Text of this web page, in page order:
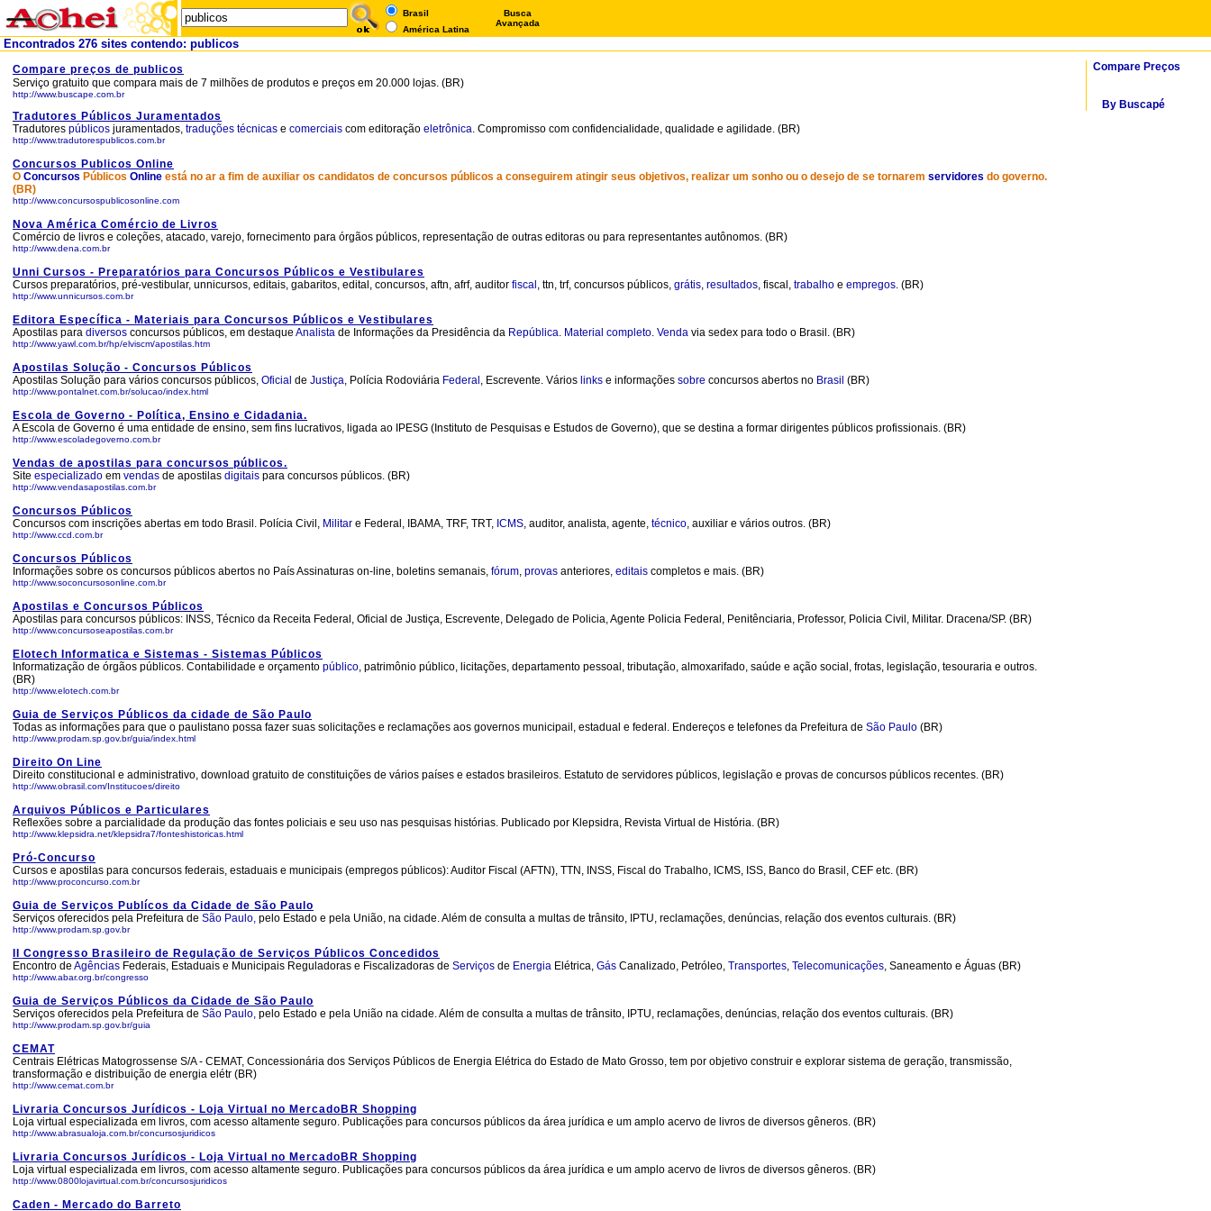
Brasil
América Latina
Busca
Avançada
Encontrados 276 sites contendo: publicos
Compare preços de publicos
Serviço gratuito que compara mais de 7 milhões de produtos e preços em 20.000 lojas. (BR)
http://www.buscape.com.br
Tradutores Públicos Juramentados
Tradutores públicos juramentados, traduções técnicas e comerciais com editoração eletrônica. Compromisso com confidencialidade, qualidade e agilidade. (BR)
http://www.tradutorespublicos.com.br
Concursos Publicos Online
O Concursos Públicos Online está no ar a fim de auxiliar os candidatos de concursos públicos a conseguirem atingir seus objetivos, realizar um sonho ou o desejo de se tornarem servidores do governo.
(BR)
http://www.concursospublicosonline.com
Nova América Comércio de Livros
Comércio de livros e coleções, atacado, varejo, fornecimento para órgãos públicos, representação de outras editoras ou para representantes autônomos. (BR)
http://www.dena.com.br
Unni Cursos - Preparatórios para Concursos Públicos e Vestibulares
Cursos preparatórios, pré-vestibular, unnicursos, editais, gabaritos, edital, concursos, aftn, afrf, auditor fiscal , ttn, trf, concursos públicos, grátis, resultados, fiscal, trabalho e empregos. (BR)
http://www.unnicursos.com.br
Editora Específica - Materiais para Concursos Públicos e Vestibulares
Apostilas para diversos concursos públicos, em destaque Analista de Informações da Presidência da República. Material completo. Venda via sedex para todo o Brasil. (BR)
http://www.yawl.com.br/hp/elviscm/apostilas.htm
Apostilas Solução - Concursos Públicos
Apostilas Solução para vários concursos públicos, Oficial de Justiça, Polícia Rodoviária Federal , Escrevente. Vários links e informações sobre concursos abertos no Brasil (BR)
http://www.pontalnet.com.br/solucao/index.html
Escola de Governo - Política, Ensino e Cidadania.
A Escola de Governo é uma entidade de ensino, sem fins lucrativos, ligada ao IPESG (Instituto de Pesquisas e Estudos de Governo), que se destina a formar dirigentes públicos profissionais. (BR)
http://www.escoladegoverno.com.br
Vendas de apostilas para concursos públicos.
Site especializado em vendas de apostilas digitais para concursos públicos. (BR)
http://www.vendasapostilas.com.br
Concursos Públicos
Concursos com inscrições abertas em todo Brasil. Polícia Civil, Militar e Federal, IBAMA, TRF, TRT, ICMS, auditor, analista, agente, técnico, auxiliar e vários outros. (BR)
http://www.ccd.com.br
Concursos Públicos
Informações sobre os concursos públicos abertos no País Assinaturas on-line, boletins semanais, fórum, provas anteriores, editais completos e mais. (BR)
http://www.soconcursosonline.com.br
Apostilas e Concursos Públicos
Apostilas para concursos públicos: INSS, Técnico da Receita Federal, Oficial de Justiça, Escrevente, Delegado de Policia, Agente Policia Federal, Penitênciaria, Professor, Policia Civil, Militar. Dracena/SP. (BR)
http://www.concursoseapostilas.com.br
Elotech Informatica e Sistemas - Sistemas Públicos
Informatização de órgãos públicos. Contabilidade e orçamento público, patrimônio público, licitações, departamento pessoal, tributação, almoxarifado, saúde e ação social, frotas, legislação, tesouraria e outros.
(BR)
http://www.elotech.com.br
Guia de Serviços Públicos da cidade de São Paulo
Todas as informações para que o paulistano possa fazer suas solicitações e reclamações aos governos municipail, estadual e federal. Endereços e telefones da Prefeitura de São Paulo (BR)
http://www.prodam.sp.gov.br/guia/index.html
Direito On Line
Direito constitucional e administrativo, download gratuito de constituições de vários países e estados brasileiros. Estatuto de servidores públicos, legislação e provas de concursos públicos recentes. (BR)
http://www.obrasil.com/Institucoes/direito
Arquivos Públicos e Particulares
Reflexões sobre a parcialidade da produção das fontes policiais e seu uso nas pesquisas histórias. Publicado por Klepsidra, Revista Virtual de História. (BR)
http://www.klepsidra.net/klepsidra7/fonteshistoricas.html
Pró-Concurso
Cursos e apostilas para concursos federais, estaduais e municipais (empregos públicos): Auditor Fiscal (AFTN), TTN, INSS, Fiscal do Trabalho, ICMS, ISS, Banco do Brasil, CEF etc. (BR)
http://www.proconcurso.com.br
Guia de Serviços Publícos da Cidade de São Paulo
Serviços oferecidos pela Prefeitura de São Paulo, pelo Estado e pela União, na cidade. Além de consulta a multas de trânsito, IPTU, reclamações, denúncias, relação dos eventos culturais. (BR)
http://www.prodam.sp.gov.br
II Congresso Brasileiro de Regulação de Serviços Públicos Concedidos
Encontro de Agências Federais, Estaduais e Municipais Reguladoras e Fiscalizadoras de Serviços de Energia Elétrica, Gás Canalizado, Petróleo, Transportes, Telecomunicações, Saneamento e Águas (BR)
http://www.abar.org.br/congresso
Guia de Serviços Públicos da Cidade de São Paulo
Serviços oferecidos pela Prefeitura de São Paulo, pelo Estado e pela União na cidade. Além de consulta a multas de trânsito, IPTU, reclamações, denúncias, relação dos eventos culturais. (BR)
http://www.prodam.sp.gov.br/guia
CEMAT
Centrais Elétricas Matogrossense S/A - CEMAT, Concessionária dos Serviços Públicos de Energia Elétrica do Estado de Mato Grosso, tem por objetivo construir e explorar sistema de geração, transmissão,
transformação e distribuição de energia elétr (BR)
http://www.cemat.com.br
Livraria Concursos Jurídicos - Loja Virtual no MercadoBR Shopping
Loja virtual especializada em livros, com acesso altamente seguro. Publicações para concursos públicos da área jurídica e um amplo acervo de livros de diversos gêneros. (BR)
http://www.abrasualoja.com.br/concursosjuridicos
Livraria Concursos Jurídicos - Loja Virtual no MercadoBR Shopping
Loja virtual especializada em livros, com acesso altamente seguro. Publicações para concursos públicos da área jurídica e um amplo acervo de livros de diversos gêneros. (BR)
http://www.0800lojavirtual.com.br/concursosjuridicos
Caden - Mercado do Barreto
Compare Preços
By Buscapé